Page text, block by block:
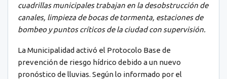
cuadrillas municipales trabajan en la desobstrucción de
canales, limpieza de bocas de tormenta, estaciones de
bombeo y puntos críticos de la ciudad con supervisión.
La Municipalidad activó el Protocolo Base de
prevención de riesgo hídrico debido a un nuevo
pronóstico de lluvias. Según lo informado por el